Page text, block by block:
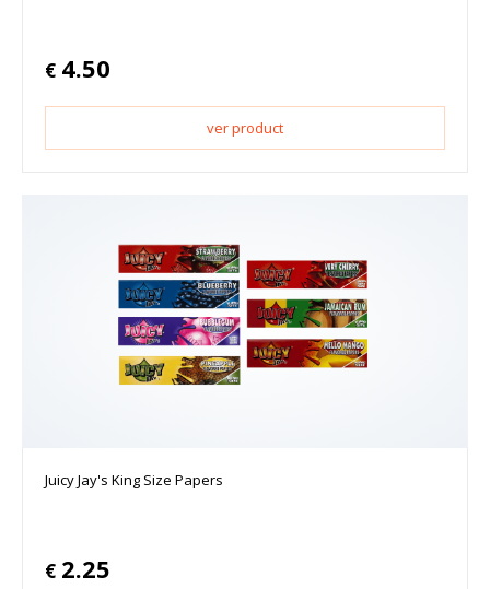
€ 4.50
ver product
Juicy Jay's King Size Papers
€ 2.25